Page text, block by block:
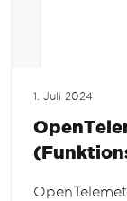
1. Juli 2024